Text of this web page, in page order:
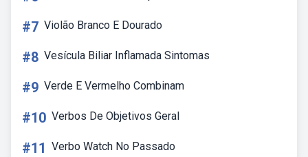
#7 Violão Branco E Dourado
#8 Vesícula Biliar Inflamada Sintomas
#9 Verde E Vermelho Combinam
#10 Verbos De Objetivos Geral
#11 Verbo Watch No Passado